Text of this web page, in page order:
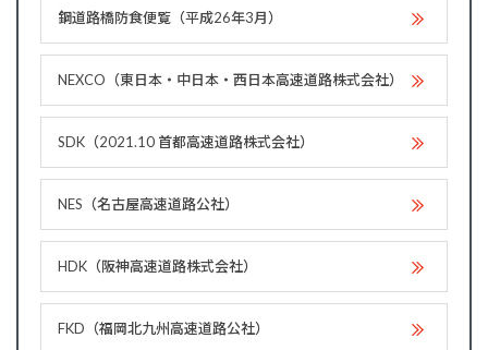
鋼道路橋防食便覧（平成26年3月）
NEXCO（東日本・中日本・西日本高速道路株式会社）
SDK（2021.10 首都高速道路株式会社）
NES（名古屋高速道路公社）
HDK（阪神高速道路株式会社）
FKD（福岡北九州高速道路公社）